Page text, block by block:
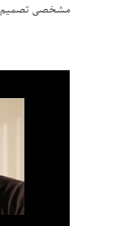
مشخصی تصمیم